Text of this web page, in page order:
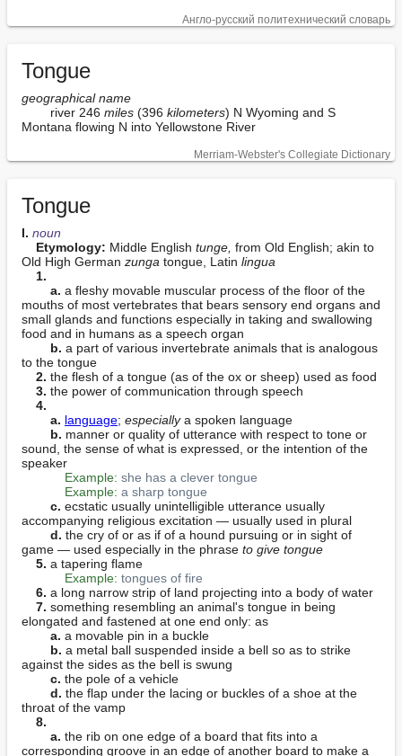
Англо-русский политехнический словарь
Tongue
geographical name
        river 246
miles (396 kilometers) N Wyoming and S
Montana flowing N into Yellowstone River
Merriam-Webster's Collegiate Dictionary
Tongue
I. noun
Etymology: Middle English tunge, from Old English; akin to
Old High German zunga tongue, Latin lingua
1.
a. a fleshy movable muscular process of the floor of the
mouths of most vertebrates that bears sensory end organs and
small glands and functions especially in taking and swallowing
food and in humans as a speech organ
b. a part of various invertebrate animals that is analogous
to the tongue
2. the flesh of a tongue (as of the ox or sheep) used as food
3. the power of communication through speech
4.
a. language; especially a spoken language
b. manner or quality of utterance with respect to tone or
sound, the sense of what is expressed, or the intention of the
speaker
Example: she has a clever tongue
Example: a sharp tongue
c. ecstatic usually unintelligible utterance usually
accompanying religious excitation — usually used in plural
d. the cry of or as if of a hound pursuing or in sight of
game — used especially in the phrase to give tongue
5. a tapering flame
Example: tongues of fire
6. a long narrow strip of land projecting into a body of water
7. something resembling an animal's tongue in being
elongated and fastened at one end only: as
a. a movable pin in a buckle
b. a metal ball suspended inside a bell so as to strike
against the sides as the bell is swung
c. the pole of a vehicle
d. the flap under the lacing or buckles of a shoe at the
throat of the vamp
8.
a. the rib on one edge of a board that fits into a
corresponding groove in an edge of another board to make a